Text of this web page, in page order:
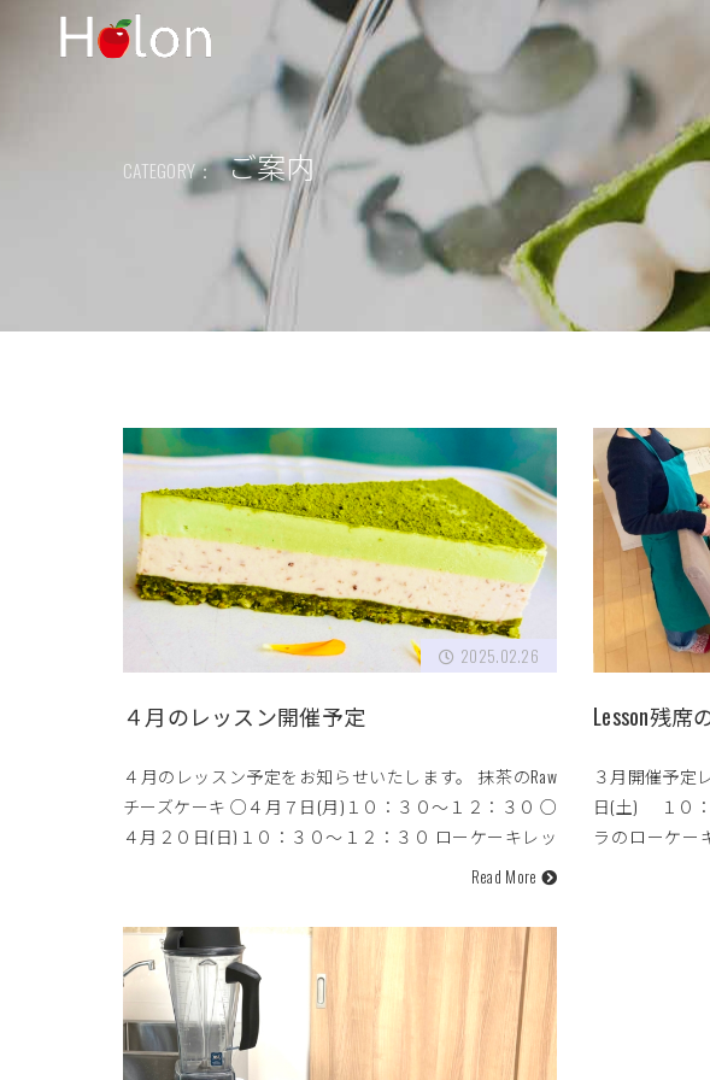
CATEGORY： ご案内
2025.02.26
４月のレッスン開催予定
４月のレッスン予定をお知らせいたします。 抹茶のRaw
チーズケーキ ○４月７日(月)１０：３０〜１２：３０ ○
４月２０日(日)１０：３０〜１２：３０ ローケーキレッ
Read More
Lesson残席
３月開催予定
日(土) １０
ラのローケ